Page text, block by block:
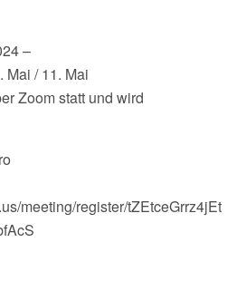
–
Mai / 11. Mai
Zoom statt und wird
meeting/register/tZEtceGrrz4jEt